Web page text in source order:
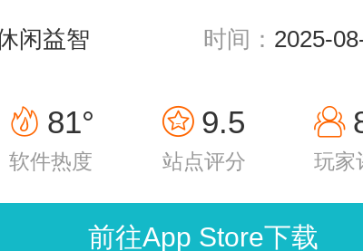
闲益智
时间： 2025-
81°
软件热度
9.5
站点评分 玩家
前往App Store下载